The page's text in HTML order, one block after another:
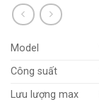
Model
Công suất
Lưu lượng max